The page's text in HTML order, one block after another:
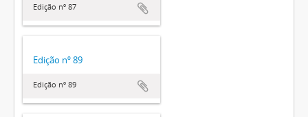
Edição nº 87
Edição nº 89
Edição nº 89